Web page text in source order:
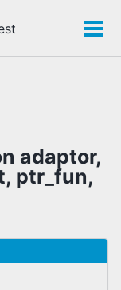
Toggle
adaptor,
ptr_fun,